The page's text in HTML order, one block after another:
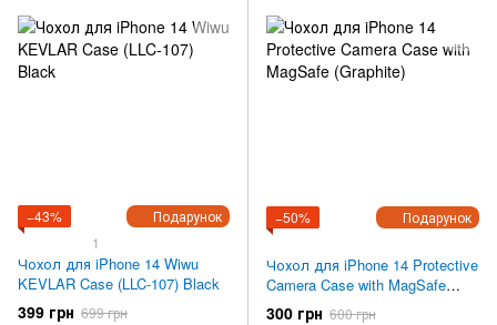
Подарунок
−43%
1
Чохол для iPhone 14 Wiwu
KEVLAR Case (LLC-107) Black
399 грн 699 грн
Подарунок
−50%
Чохол для iPhone 14 Protective
Camera Case with MagSafe
(Graphite)
300 грн 600 грн